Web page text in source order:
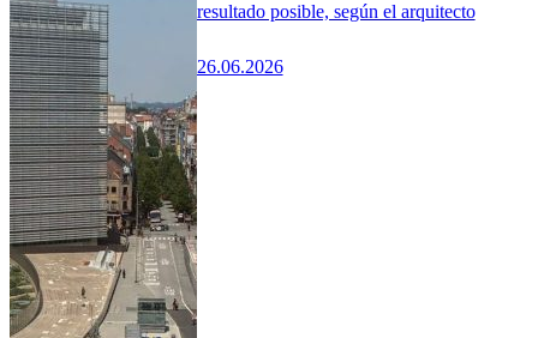
resultado posible, según el arquitecto
26.06.2026